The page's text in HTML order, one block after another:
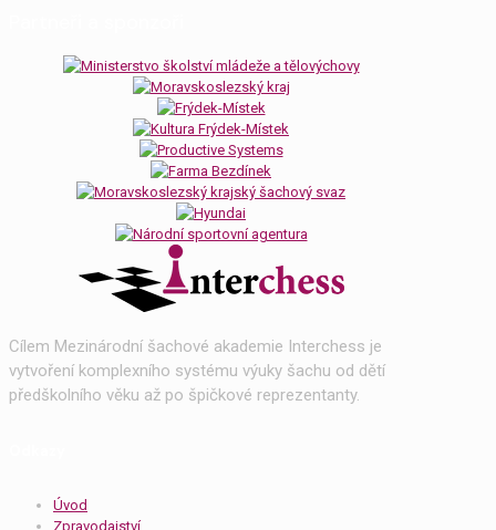
Cílem Mezinárodní šachové akademie Interchess je
vytvoření komplexního systému výuky šachu od dětí
předškolního věku až po špičkové reprezentanty.
Úvod
Zpravodajství